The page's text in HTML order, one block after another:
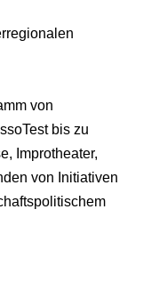
von
bis zu
Improtheater,
von Initiativen